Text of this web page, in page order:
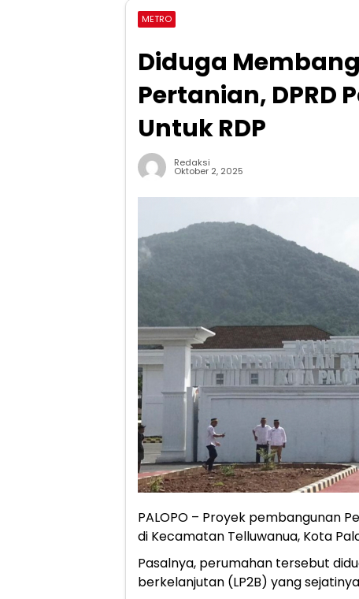
METRO
Diduga
Pertanian, DPRD
Untuk RDP
Redaksi
Oktober 2, 2025
PALOPO – Proyek pembangunan
di Kecamatan Telluwanua, Kota
Pasalnya, perumahan tersebut
berkelanjutan (LP2B) yang